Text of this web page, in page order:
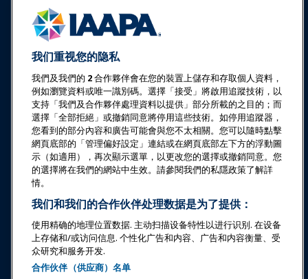
新闻与乐趣世界
教育
安全与保障
倡导
研究与报告
关于IAAPA
合作伙伴
我们重视您的隐私
我們及我們的 2合作夥伴會在您的裝置上儲存和存取個人資料，
例如瀏覽資料或唯一識別碼。選擇「接受」將啟用追蹤技術，以
支持「我們及合作夥伴處理資料以提供」部分所載的之目的；而
選擇「全部拒絕」或撤銷同意將停用這些技術。如停用追蹤器，
您看到的部分內容和廣告可能會與您不太相關。您可以隨時點擊
網頁底部的「管理偏好設定」連結或在網頁底部左下方的浮動圖
示（如適用），再次顯示選單，以更改您的選擇或撤銷同意。您
的選擇將在我們的網站中生效。請參閱我們的私隱政策了解詳
情。
我们和我们的合作伙伴处理数据是为了提供：
使用精确的地理位置数据. 主动扫描设备特性以进行识别. 在设备
上存储和/或访问信息. 个性化广告和内容、广告和内容衡量、受
众研究和服务开发.
合作伙伴（供应商）名单